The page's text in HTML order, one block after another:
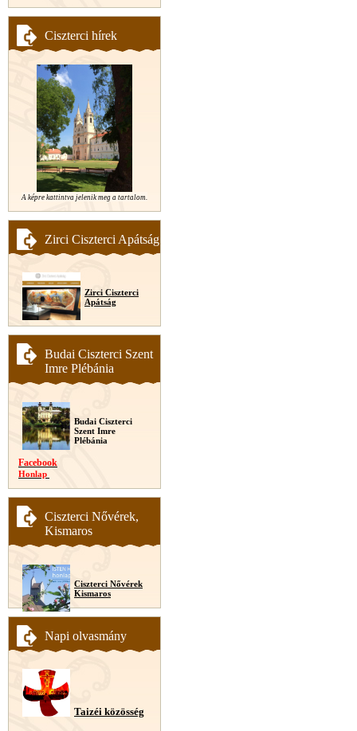
Ciszterci hírek
A képre kattintva jelenik meg a tartalom.
Zirci Ciszterci Apátság
Zirci Ciszterci
Apátság
Budai Ciszterci Szent
Imre Plébánia
Budai Ciszterci
Szent Imre
Plébánia
Facebook
Honlap
Ciszterci Nővérek,
Kismaros
Ciszterci Nővérek
Kismaros
Napi olvasmány
Taizéi közösség